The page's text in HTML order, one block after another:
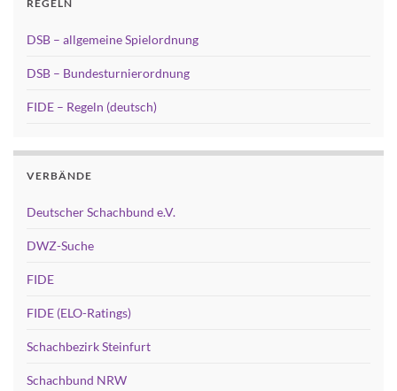
REGELN
DSB – allgemeine Spielordnung
DSB – Bundesturnierordnung
FIDE – Regeln (deutsch)
VERBÄNDE
Deutscher Schachbund e.V.
DWZ-Suche
FIDE
FIDE (ELO-Ratings)
Schachbezirk Steinfurt
Schachbund NRW